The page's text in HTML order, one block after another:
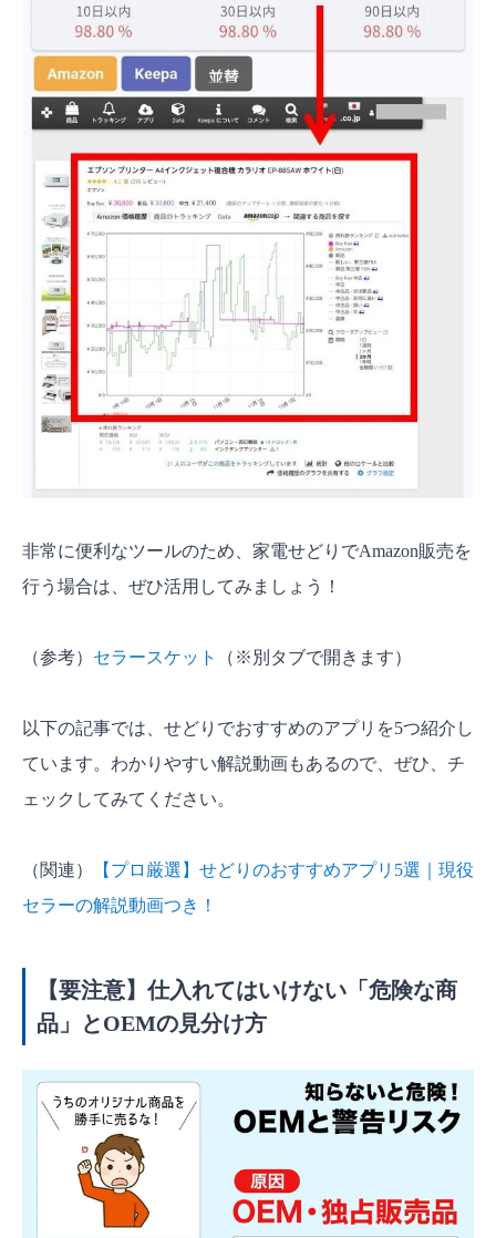
非常に便利なツールのため、家電せどりでAmazon販売を
行う場合は、ぜひ活用してみましょう！
（参考） セラースケット （※別タブで開きます）
以下の記事では、せどりでおすすめのアプリを5つ紹介し
ています。わかりやすい解説動画もあるので、ぜひ、チ
ェックしてみてください。
（関連）
【プロ厳選】せどりのおすすめアプリ5選｜現役
セラーの解説動画つき！
【要注意】仕入れてはいけない「危険な商
品」とOEMの見分け方